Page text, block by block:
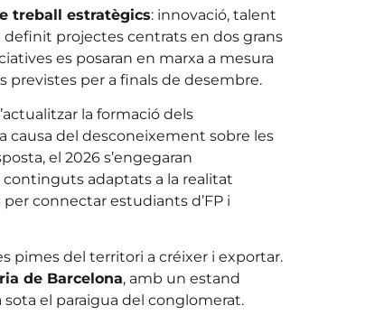
treball estratègics: innovació, talent
definit projectes centrats en dos grans
es posaran en marxa a mesura
previstes per a finals de desembre.
la formació dels
causa del desconeixement sobre les
el 2026 s’engegaran
continguts adaptats a la realitat
per connectar estudiants d’FP i
pimes del territori a créixer i exportar.
de Barcelona, amb un estand
el paraigua del conglomerat.